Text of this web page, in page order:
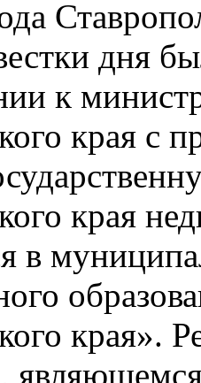
дня
к
края с
края
в
края».